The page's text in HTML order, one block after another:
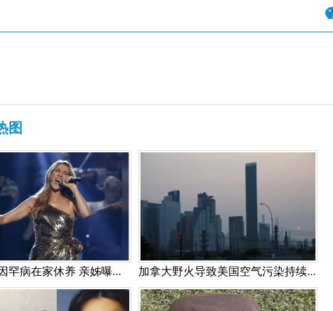
图
席琳狄翁因罕病在家休养 亲姊曝目前无药可医! 加拿大野火导致美国空气污染持续（高清组图）！